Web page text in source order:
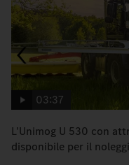
03:37
L'Unimog U 530 con
disponibile per il